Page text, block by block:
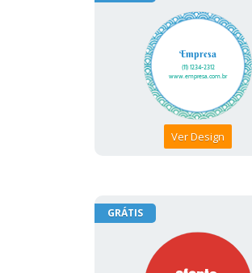
Ver Design
GRÁTIS